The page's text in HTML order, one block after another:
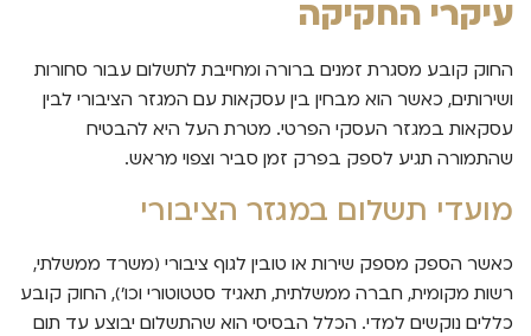
עיקרי החקיקה
החוק קובע מסגרת זמנים ברורה ומחייבת לתשלום עבור סחורות
ושירותים, כאשר הוא מבחין בין עסקאות עם המגזר הציבורי לבין
עסקאות במגזר העסקי הפרטי. מטרת העל היא להבטיח
שהתמורה תגיע לספק בפרק זמן סביר וצפוי מראש.
מועדי תשלום במגזר הציבורי
כאשר הספק מספק שירות או טובין לגוף ציבורי (משרד ממשלתי,
רשות מקומית, חברה ממשלתית, תאגיד סטטוטורי וכו'), החוק קובע
כללים נוקשים למדי. הכלל הבסיסי הוא שהתשלום יבוצע עד תום